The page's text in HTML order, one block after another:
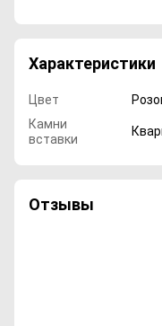
Характеристики
Цвет
Камни
вставки
Отзывы